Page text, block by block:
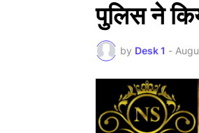
पुलिस ने
by Desk 1 -